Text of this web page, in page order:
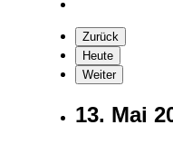
Zurück
Heute
Weiter
13. Mai